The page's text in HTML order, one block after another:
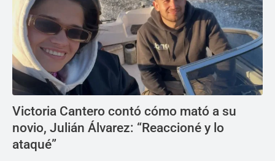
Victoria Cantero contó cómo mató a su
novio, Julián Álvarez: “Reaccioné y lo
ataqué”